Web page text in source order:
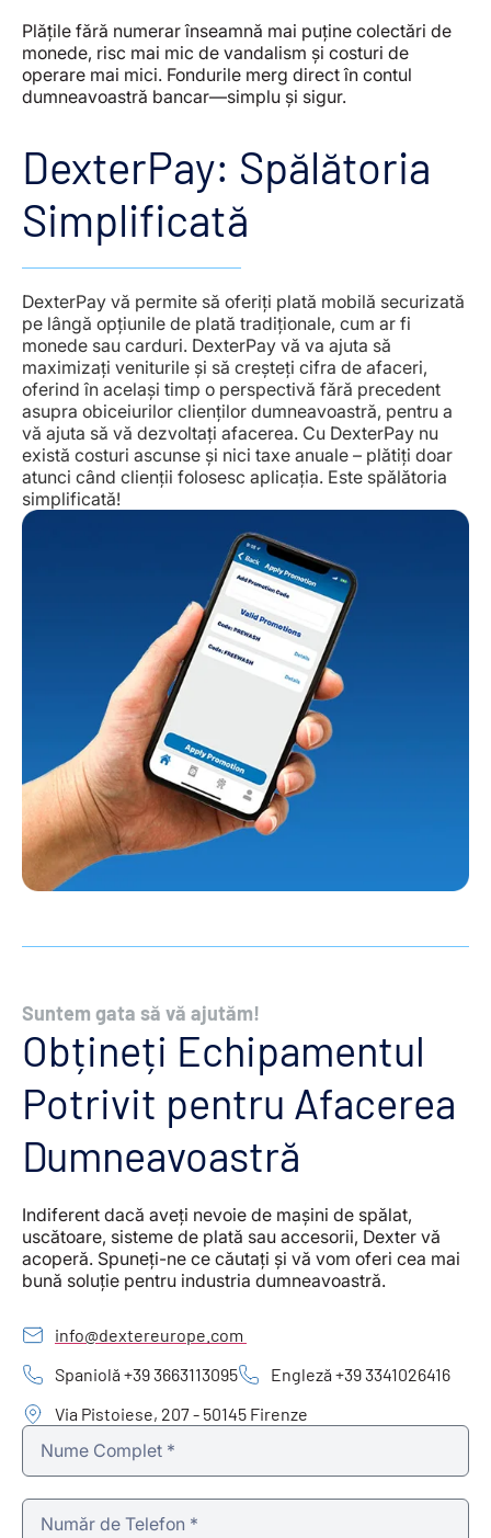
Plățile fără numerar înseamnă mai puține colectări de
monede, risc mai mic de vandalism și costuri de
operare mai mici. Fondurile merg direct în contul
dumneavoastră bancar—simplu și sigur.
DexterPay: Spălătoria
Simplificată
DexterPay vă permite să oferiți plată mobilă securizată
pe lângă opțiunile de plată tradiționale, cum ar fi
monede sau carduri. DexterPay vă va ajuta să
maximizați veniturile și să creșteți cifra de afaceri,
oferind în același timp o perspectivă fără precedent
asupra obiceiurilor clienților dumneavoastră, pentru a
vă ajuta să vă dezvoltați afacerea. Cu DexterPay nu
există costuri ascunse și nici taxe anuale – plătiți doar
atunci când clienții folosesc aplicația. Este spălătoria
simplificată!
Suntem gata să vă ajutăm!
Obțineți Echipamentul
Potrivit pentru Afacerea
Dumneavoastră
Indiferent dacă aveți nevoie de mașini de spălat,
uscătoare, sisteme de plată sau accesorii, Dexter vă
acoperă. Spuneți-ne ce căutați și vă vom oferi cea mai
bună soluție pentru industria dumneavoastră.
info@dextereurope.com
Spaniolă +39 3663113095
Engleză +39 3341026416
Via Pistoiese, 207 - 50145 Firenze